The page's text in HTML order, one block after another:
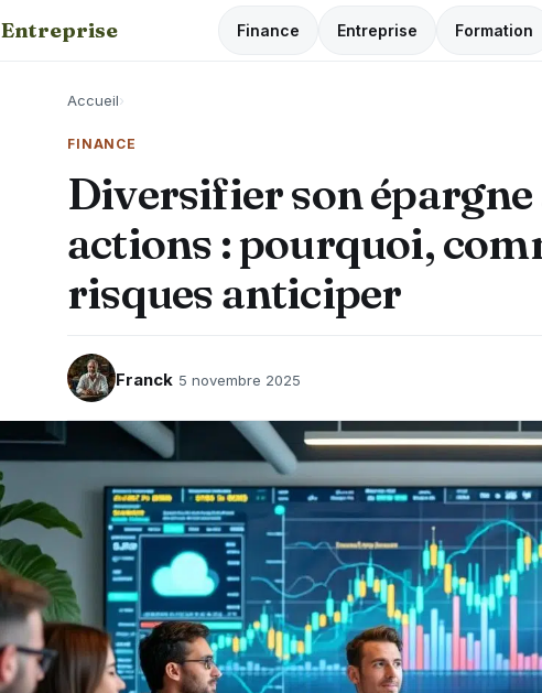
Entreprise Finance Entreprise Formation
Accueil›
FINANCE
Diversifier son épargne
actions : pourquoi,
risques anticiper
Franck 5 novembre 2025